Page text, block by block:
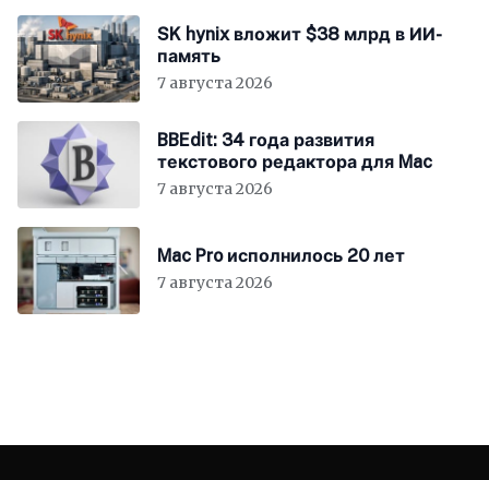
SK hynix вложит $38 млрд в ИИ-
память
7 августа 2026
BBEdit: 34 года развития
текстового редактора для Mac
7 августа 2026
Mac Pro исполнилось 20 лет
7 августа 2026